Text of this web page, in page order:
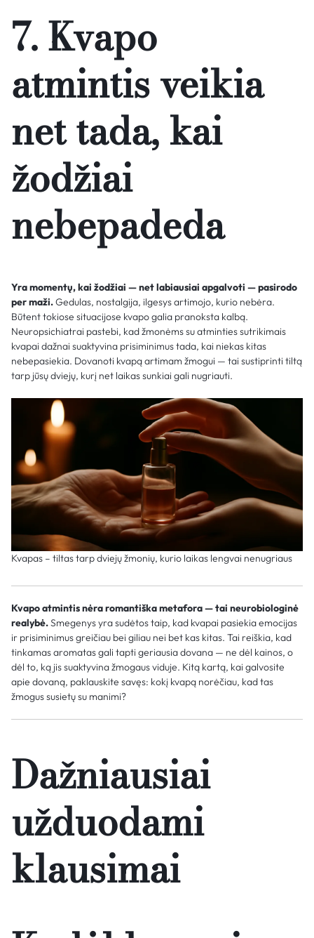
7. Kvapo
atmintis veikia
net tada, kai
žodžiai
nebepadeda
Yra momentų, kai žodžiai — net labiausiai apgalvoti — pasirodo
per maži.Gedulas, nostalgija, ilgesys artimojo, kurio nebėra.
Būtent tokiose situacijose kvapo galia pranoksta kalbą.
Neuropsichiatrai pastebi, kad žmonėms su atminties sutrikimais
kvapai dažnai suaktyvina prisiminimus tada, kai niekas kitas
nebepasiekia. Dovanoti kvapą artimam žmogui — tai sustiprinti tiltą
tarp jūsų dviejų, kurį net laikas sunkiai gali nugriauti.
Kvapas – tiltas tarp dviejų žmonių, kurio laikas lengvai nenugriaus
Kvapo atmintis nėra romantiška metafora — tai neurobiologinė
realybė.Smegenys yra sudėtos taip, kad kvapai pasiekia emocijas
ir prisiminimus greičiau bei giliau nei bet kas kitas. Tai reiškia, kad
tinkamas aromatas gali tapti geriausia dovana — ne dėl kainos, o
dėl to, ką jis suaktyvina žmogaus viduje. Kitą kartą, kai galvosite
apie dovaną, paklauskite savęs: kokį kvapą norėčiau, kad tas
žmogus susietų su manimi?
Dažniausiai
užduodami
klausimai